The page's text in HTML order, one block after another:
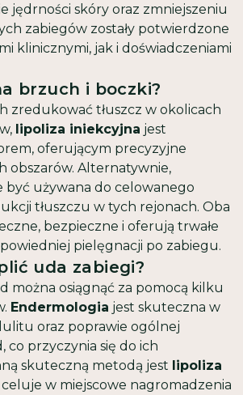
jędrności skóry oraz zmniejszeniu
zabiegów zostały potwierdzone
klinicznymi, jak i doświadczeniami
brzuch i boczki?
zredukować tłuszcz w okolicach
lipoliza iniekcyjna jest
oferującym precyzyjne
obszarów. Alternatywnie,
być używana do celowanego
tłuszczu w tych rejonach. Oba
bezpieczne i oferują trwałe
pielęgnacji po zabiegu.
uda zabiegi?
można osiągnąć za pomocą kilku
Endermologia jest skuteczna w
oraz poprawie ogólnej
przyczynia się do ich
skuteczną metodą jest lipoliza
celuje w miejscowe nagromadzenia